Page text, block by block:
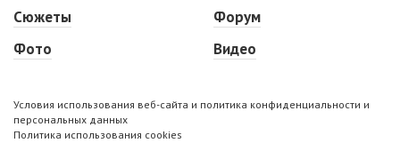
Сюжеты
Фото
Форум
Видео
Условия использования веб-сайта и политика конфиденциальности и
персональных данных
Политика использования cookies